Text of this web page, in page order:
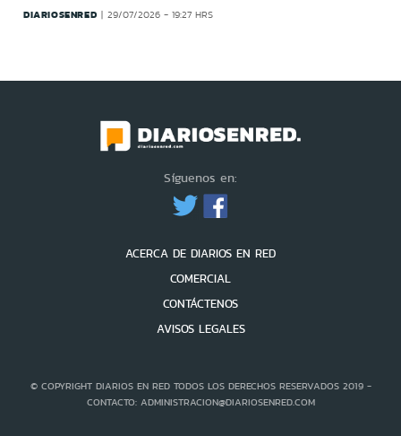
DIARIOSENRED 29/07/2026 - 19:27 HRS
Síguenos en:
ACERCA DE DIARIOS EN RED
COMERCIAL
CONTÁCTENOS
AVISOS LEGALES
© COPYRIGHT DIARIOS EN RED TODOS LOS DERECHOS RESERVADOS 2019 -
CONTACTO: ADMINISTRACION@DIARIOSENRED.COM